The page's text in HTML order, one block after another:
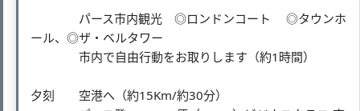
パース市内観光 ◎ロンドンコート ◎タウンホ
ール、◎ザ・ベルタワー
市内で自由行動をお取りします（約1時間）
夕刻 空港へ（約15Km/約30分）